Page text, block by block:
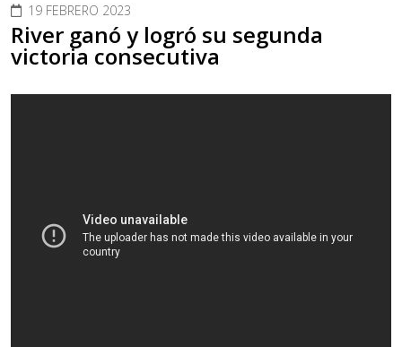
19 FEBRERO 2023
River ganó y logró su segunda
victoria consecutiva